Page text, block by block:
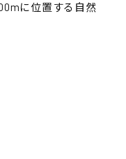
に位置する自然